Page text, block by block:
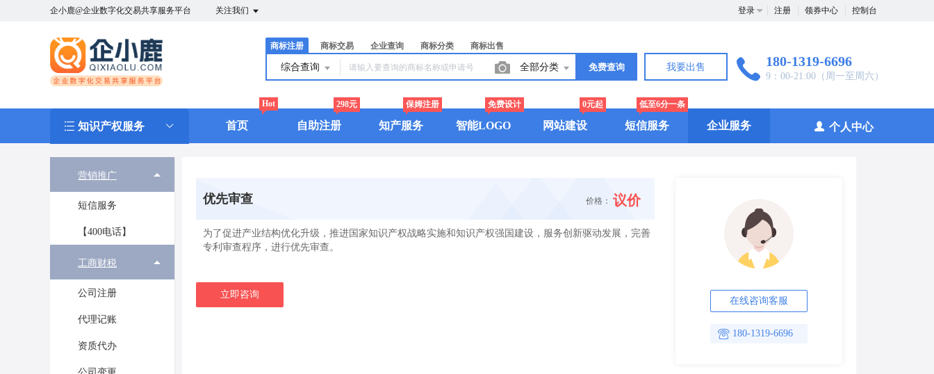
企小鹿@企业数字化交易共享服务平台 关注我们 登录 注册 领券中心 控制台
商标注册 商标交易 企业查询 商标分类 商标出售
综合查询 全部分类 免费查询 我要出售 180-1319-6696
9：00-21:00（周一至周六）
知识产权服务 首页
Hot
自助注册
298元
知产服务
保姆注册
智能LOGO
免费设计
网站建设
0元起
短信服务
低至6分一条
企业服务 个人中心
营销推广
短信服务
【400电话】
工商财税
公司注册
代理记账
资质代办
优先审查 价格： 议价
为了促进产业结构优化升级，推进国家知识产权战略实施和知识产权强国建设，服务创新驱动发展，完善
专利审查程序，进行优先审查。
立即咨询
在线咨询客服
180-1319-6696